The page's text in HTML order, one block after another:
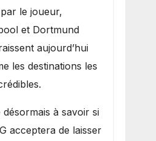
le joueur,
et Dortmund
aujourd’hui
les destinations les
désormais à savoir si
acceptera de laisser